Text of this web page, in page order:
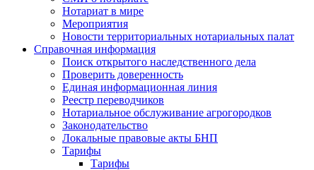
Нотариат в мире
Мероприятия
Новости территориальных нотариальных палат
Справочная информация
Поиск открытого наследственного дела
Проверить доверенность
Единая информационная линия
Реестр переводчиков
Нотариальное обслуживание агрогородков
Законодательство
Локальные правовые акты БНП
Тарифы
Тарифы